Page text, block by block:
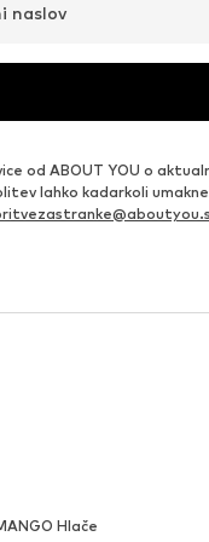
naslov
od ABOUT YOU o
lahko kadarkoli
Hlače